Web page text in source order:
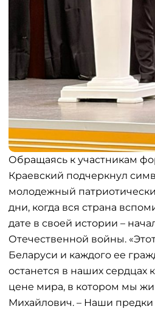
Обращаясь к участникам
Краевский подчеркнул
молодежный
дни, когда вся страна
дате в своей истории –
Отечественной войны.
Беларуси и каждого ее
останется в наших сердцах
цене мира, в котором мы
Михайлович. – Наши